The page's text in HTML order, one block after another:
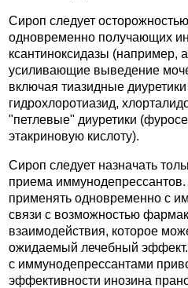
Сироп следует
одновременно получающих
ксантиноксидазы (например,
усиливающие выведение
включая тиазидные
гидрохлоротиазид,
"петлевые" диуретики
этакриновую кислоту).
Сироп следует назначать
приема
применять одновременно с
связи с возможностью
взаимодействия, которое
ожидаемый лечебный
с иммунодепрессантами
эффективности инозина